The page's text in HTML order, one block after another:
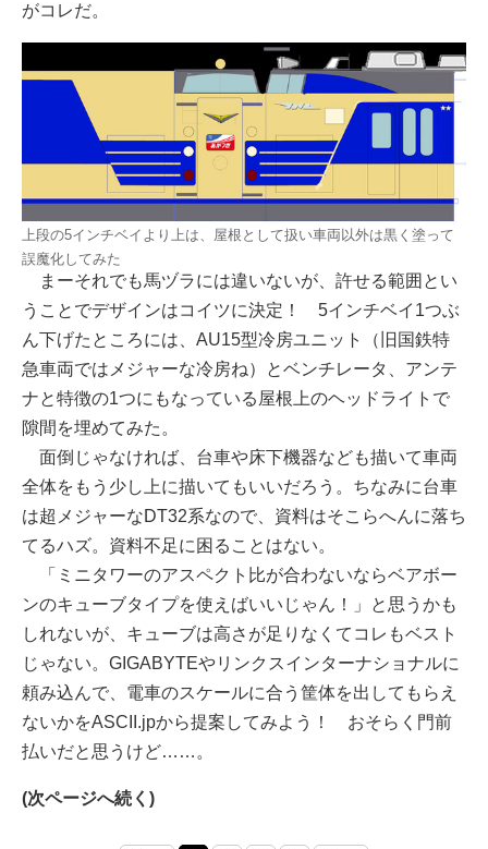
がコレだ。
上段の5インチベイより上は、屋根として扱い車両以外は黒く塗って
誤魔化してみた
まーそれでも馬ヅラには違いないが、許せる範囲とい
うことでデザインはコイツに決定！ 5インチベイ1つぶ
ん下げたところには、AU15型冷房ユニット（旧国鉄特
急車両ではメジャーな冷房ね）とベンチレータ、アンテ
ナと特徴の1つにもなっている屋根上のヘッドライトで
隙間を埋めてみた。
面倒じゃなければ、台車や床下機器なども描いて車両
全体をもう少し上に描いてもいいだろう。ちなみに台車
は超メジャーなDT32系なので、資料はそこらへんに落ち
てるハズ。資料不足に困ることはない。
「ミニタワーのアスペクト比が合わないならベアボー
ンのキューブタイプを使えばいいじゃん！」と思うかも
しれないが、キューブは高さが足りなくてコレもベスト
じゃない。GIGABYTEやリンクスインターナショナルに
頼み込んで、電車のスケールに合う筐体を出してもらえ
ないかをASCII.jpから提案してみよう！ おそらく門前
払いだと思うけど……。
(次ページへ続く)